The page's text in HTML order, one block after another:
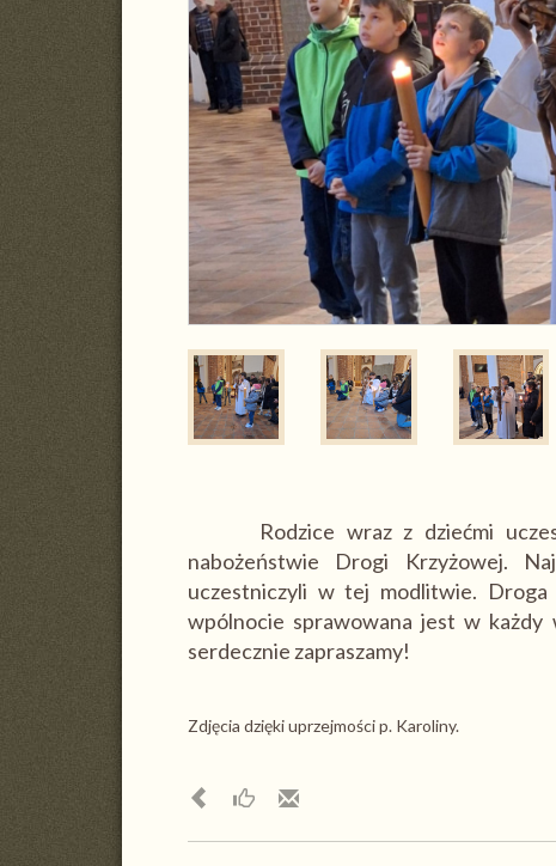
Rodzice wraz z dziećmi
nabożeństwie Drogi Krzyżowej.
uczestniczyli w tej modlitwie.
wpólnocie sprawowana jest w
serdecznie zapraszamy!
Zdjęcia dzięki uprzejmości p. Karoliny.